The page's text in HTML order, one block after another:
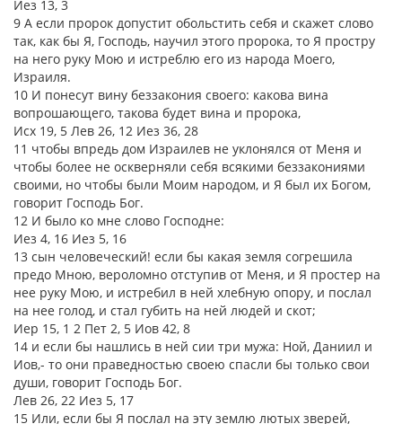
Иез 13, 3
9 А если пророк допустит обольстить себя и скажет слово
так, как бы Я, Господь, научил этого пророка, то Я простру
на него руку Мою и истреблю его из народа Моего,
Израиля.
10 И понесут вину беззакония своего: какова вина
вопрошающего, такова будет вина и пророка,
Исх 19, 5 Лев 26, 12 Иез 36, 28
11 чтобы впредь дом Израилев не уклонялся от Меня и
чтобы более не оскверняли себя всякими беззакониями
своими, но чтобы были Моим народом, и Я был их Богом,
говорит Господь Бог.
12 И было ко мне слово Господне:
Иез 4, 16 Иез 5, 16
13 сын человеческий! если бы какая земля согрешила
предо Мною, вероломно отступив от Меня, и Я простер на
нее руку Мою, и истребил в ней хлебную опору, и послал
на нее голод, и стал губить на ней людей и скот;
Иер 15, 1 2 Пет 2, 5 Иов 42, 8
14 и если бы нашлись в ней сии три мужа: Ной, Даниил и
Иов,- то они праведностью своею спасли бы только свои
души, говорит Господь Бог.
Лев 26, 22 Иез 5, 17
15 Или, если бы Я послал на эту землю лютых зверей,